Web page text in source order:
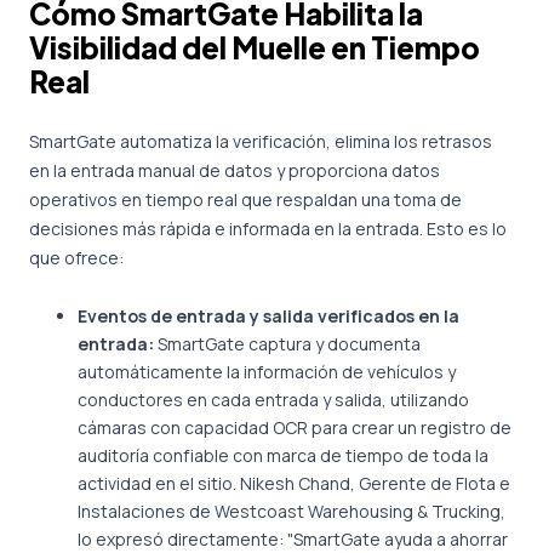
Cómo SmartGate Habilita la
Visibilidad del Muelle en Tiempo
Real
SmartGate automatiza la verificación, elimina los retrasos
en la entrada manual de datos y proporciona datos
operativos en tiempo real que respaldan una toma de
decisiones más rápida e informada en la entrada. Esto es lo
que ofrece:
Eventos de entrada y salida verificados en la
entrada: SmartGate captura y documenta
automáticamente la información de vehículos y
conductores en cada entrada y salida, utilizando
cámaras con capacidad OCR para crear un registro de
auditoría confiable con marca de tiempo de toda la
actividad en el sitio. Nikesh Chand, Gerente de Flota e
Instalaciones de Westcoast Warehousing & Trucking,
lo expresó directamente: "SmartGate ayuda a ahorrar